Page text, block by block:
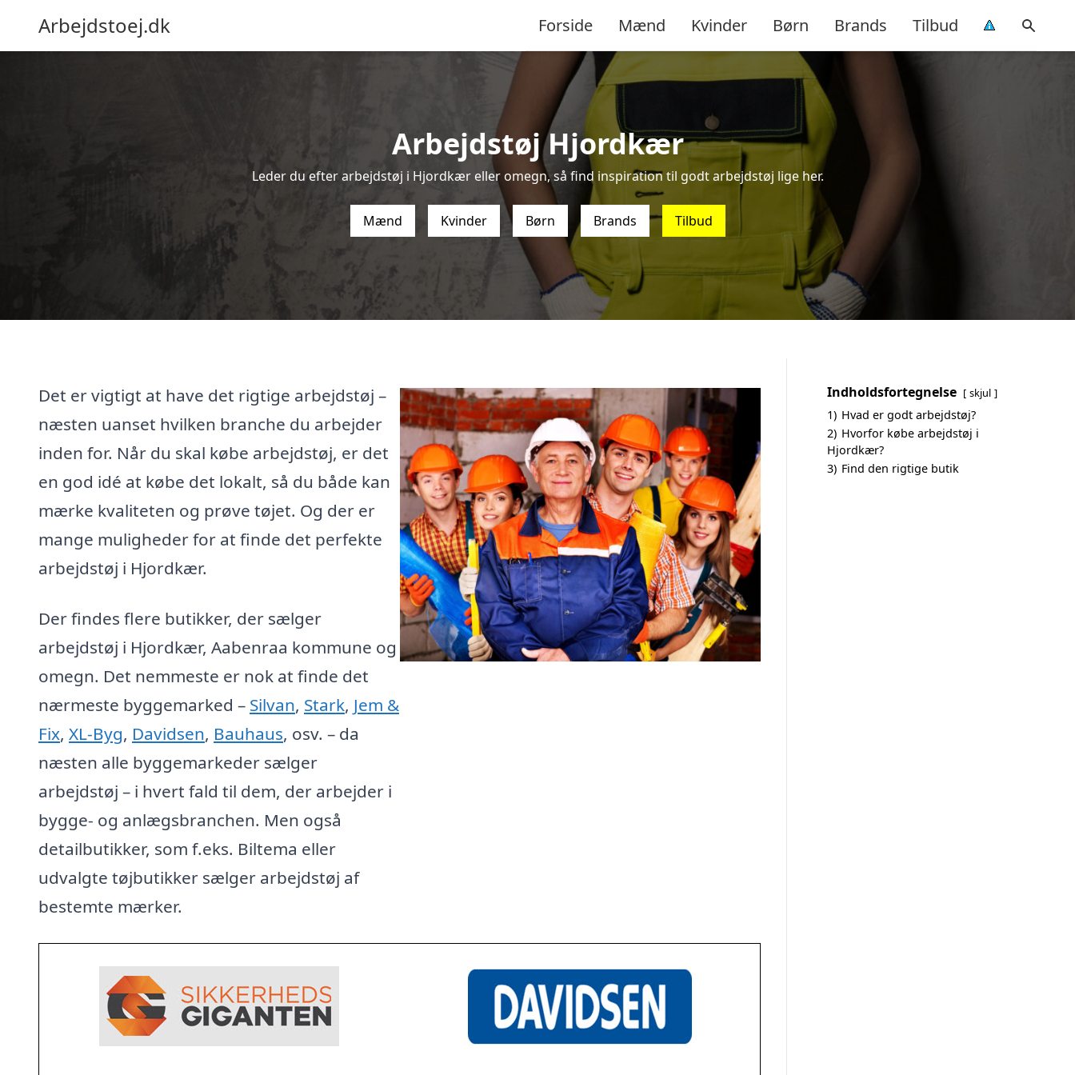
Arbejdstoej.dk Forside Mænd Kvinder Børn Brands Tilbud
Arbejdstøj Hjordkær
Leder du efter arbejdstøj i Hjordkær eller omegn, så find inspiration til godt arbejdstøj lige her.
Mænd Kvinder Børn Brands Tilbud
Det er vigtigt at have det rigtige arbejdstøj –
næsten uanset hvilken branche du arbejder
inden for. Når du skal købe arbejdstøj, er det
en god idé at købe det lokalt, så du både kan
mærke kvaliteten og prøve tøjet. Og der er
mange muligheder for at finde det perfekte
arbejdstøj i Hjordkær.
Der findes flere butikker, der sælger
arbejdstøj i Hjordkær, Aabenraa kommune og
omegn. Det nemmeste er nok at finde det
nærmeste byggemarked – Silvan, Stark, Jem &
Fix, XL-Byg, Davidsen, Bauhaus, osv. – da
næsten alle byggemarkeder sælger
arbejdstøj – i hvert fald til dem, der arbejder i
bygge- og anlægsbranchen. Men også
detailbutikker, som f.eks. Biltema eller
udvalgte tøjbutikker sælger arbejdstøj af
bestemte mærker.
Indholdsfortegnelse skjul
1) Hvad er godt arbejdstøj?
2) Hvorfor købe arbejdstøj i
Hjordkær?
3) Find den rigtige butik